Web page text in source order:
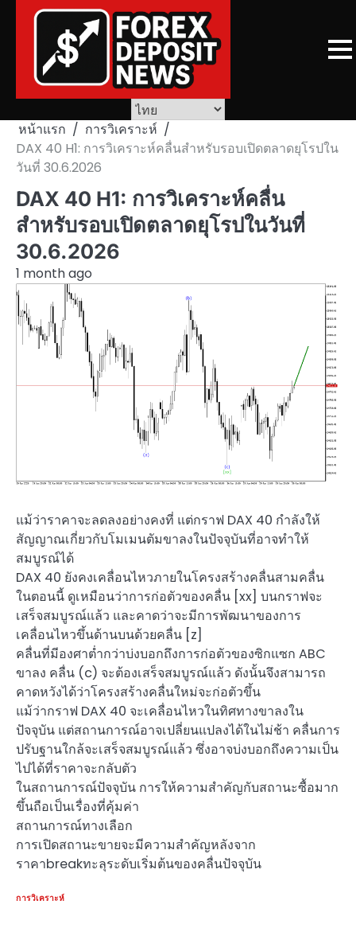
หน้าแรก
การวิเคราะห์
DAX 40 H1: การวิเคราะห์คลื่นสำหรับรอบเปิดตลาดยุโรปใน
วันที่ 30.6.2026
DAX 40 H1: การวิเคราะห์คลื่น
สำหรับรอบเปิดตลาดยุโรปในวันที่
30.6.2026
1 month ago
แม้ว่าราคาจะลดลงอย่างคงที่ แต่กราฟ DAX 40 กำลังให้
สัญญาณเกี่ยวกับโมเมนตัมขาลงในปัจจุบันที่อาจทำให้
สมบูรณ์ได้
DAX 40 ยังคงเคลื่อนไหวภายในโครงสร้างคลื่นสามคลื่น
ในตอนนี้ ดูเหมือนว่าการก่อตัวของคลื่น [xx] บนกราฟจะ
เสร็จสมบูรณ์แล้ว และคาดว่าจะมีการพัฒนาของการ
เคลื่อนไหวขึ้นด้านบนด้วยคลื่น [z]
คลื่นที่มีองศาต่ำกว่าบ่งบอกถึงการก่อตัวของซิกแซก ABC
ขาลง คลื่น (c) จะต้องเสร็จสมบูรณ์แล้ว ดังนั้นจึงสามารถ
คาดหวังได้ว่าโครงสร้างคลื่นใหม่จะก่อตัวขึ้น
แม้ว่ากราฟ DAX 40 จะเคลื่อนไหวในทิศทางขาลงใน
ปัจจุบัน แต่สถานการณ์อาจเปลี่ยนแปลงได้ในไม่ช้า คลื่นการ
ปรับฐานใกล้จะเสร็จสมบูรณ์แล้ว ซึ่งอาจบ่งบอกถึงความเป็น
ไปได้ที่ราคาจะกลับตัว
ในสถานการณ์ปัจจุบัน การให้ความสำคัญกับสถานะซื้อมาก
ขึ้นถือเป็นเรื่องที่คุ้มค่า
สถานการณ์ทางเลือก
การเปิดสถานะขายจะมีความสำคัญหลังจาก
ราคาbreakทะลุระดับเริ่มต้นของคลื่นปัจจุบัน
การวิเคราะห์